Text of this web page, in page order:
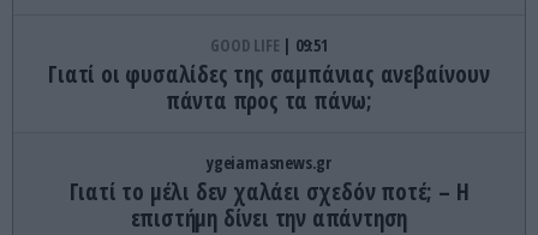
GOOD LIFE 09:51
Γιατί οι φυσαλίδες της σαμπάνιας ανεβαίνουν
πάντα προς τα πάνω;
ygeiamasnews.gr
Γιατί το μέλι δεν χαλάει σχεδόν ποτέ; – Η
επιστήμη δίνει την απάντηση